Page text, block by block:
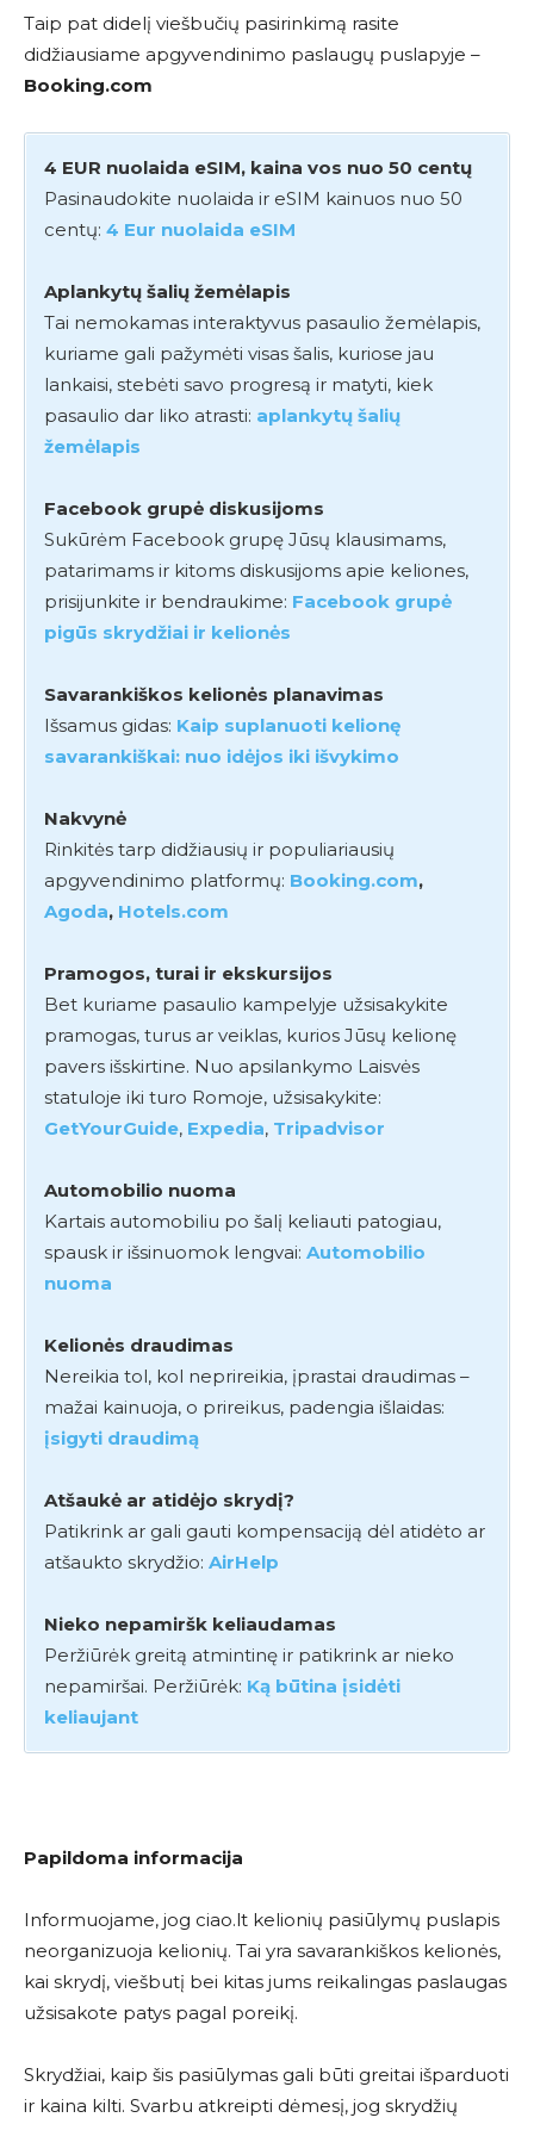
Taip pat didelį viešbučių pasirinkimą rasite
didžiausiame apgyvendinimo paslaugų puslapyje –
Booking.com
4 EUR nuolaida eSIM, kaina vos nuo 50 centų
Pasinaudokite nuolaida ir eSIM kainuos nuo 50
centų: 4 Eur nuolaida eSIM
Aplankytų šalių žemėlapis
Tai nemokamas interaktyvus pasaulio žemėlapis,
kuriame gali pažymėti visas šalis, kuriose jau
lankaisi, stebėti savo progresą ir matyti, kiek
pasaulio dar liko atrasti: aplankytų šalių
žemėlapis
Facebook grupė diskusijoms
Sukūrėm Facebook grupę Jūsų klausimams,
patarimams ir kitoms diskusijoms apie keliones,
prisijunkite ir bendraukime: Facebook grupė
pigūs skrydžiai ir kelionės
Savarankiškos kelionės planavimas
Išsamus gidas: Kaip suplanuoti kelionę
savarankiškai: nuo idėjos iki išvykimo
Nakvynė
Rinkitės tarp didžiausių ir populiariausių
apgyvendinimo platformų: Booking.com,
Agoda, Hotels.com
Pramogos, turai ir ekskursijos
Bet kuriame pasaulio kampelyje užsisakykite
pramogas, turus ar veiklas, kurios Jūsų kelionę
pavers išskirtine. Nuo apsilankymo Laisvės
statuloje iki turo Romoje, užsisakykite:
GetYourGuide, Expedia, Tripadvisor
Automobilio nuoma
Kartais automobiliu po šalį keliauti patogiau,
spausk ir išsinuomok lengvai: Automobilio
nuoma
Kelionės draudimas
Nereikia tol, kol neprireikia, įprastai draudimas –
mažai kainuoja, o prireikus, padengia išlaidas:
įsigyti draudimą
Atšaukė ar atidėjo skrydį?
Patikrink ar gali gauti kompensaciją dėl atidėto ar
atšaukto skrydžio: AirHelp
Nieko nepamiršk keliaudamas
Peržiūrėk greitą atmintinę ir patikrink ar nieko
nepamiršai. Peržiūrėk: Ką būtina įsidėti
keliaujant
Papildoma informacija
Informuojame, jog ciao.lt kelionių pasiūlymų puslapis
neorganizuoja kelionių. Tai yra savarankiškos kelionės,
kai skrydį, viešbutį bei kitas jums reikalingas paslaugas
užsisakote patys pagal poreikį.
Skrydžiai, kaip šis pasiūlymas gali būti greitai išparduoti
ir kaina kilti. Svarbu atkreipti dėmesį, jog skrydžių